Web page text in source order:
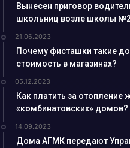
Вынесен приговор
школьниц возле школы
21.06.2023
Почему фисташки такие
стоимость в магазинах?
05.12.2023
Как платить за
«комбинатовских» домов?
14.09.2023
Дома АГМК передают